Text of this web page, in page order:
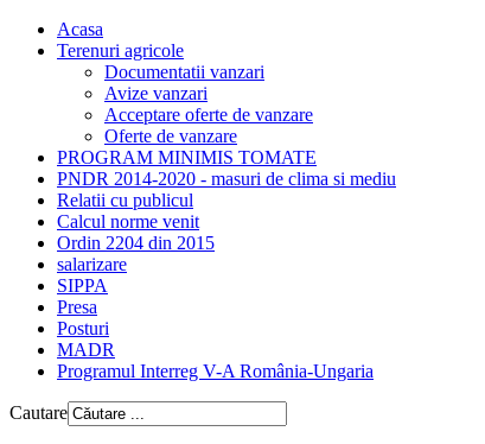
Acasa
Terenuri agricole
Documentatii vanzari
Avize vanzari
Acceptare oferte de vanzare
Oferte de vanzare
PROGRAM MINIMIS TOMATE
PNDR 2014-2020 - masuri de clima si mediu
Relatii cu publicul
Calcul norme venit
Ordin 2204 din 2015
salarizare
SIPPA
Presa
Posturi
MADR
Programul Interreg V-A România-Ungaria
Cautare